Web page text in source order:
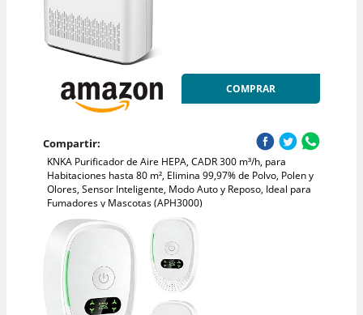
COMPRAR
Compartir:
KNKA Purificador de Aire HEPA, CADR 300 m³/h, para
Habitaciones hasta 80 m², Elimina 99,97% de Polvo, Polen y
Olores, Sensor Inteligente, Modo Auto y Reposo, Ideal para
Fumadores y Mascotas (APH3000)